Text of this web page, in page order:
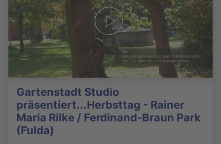
Gartenstadt Studio
präsentiert...Herbsttag - Rainer
Maria Rilke / Ferdinand-Braun Park
(Fulda)